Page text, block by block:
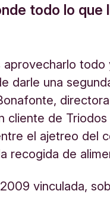
todo lo que
aprovecharlo
darle una
cliente de
el ajetreo del
recogida de
vinculada,